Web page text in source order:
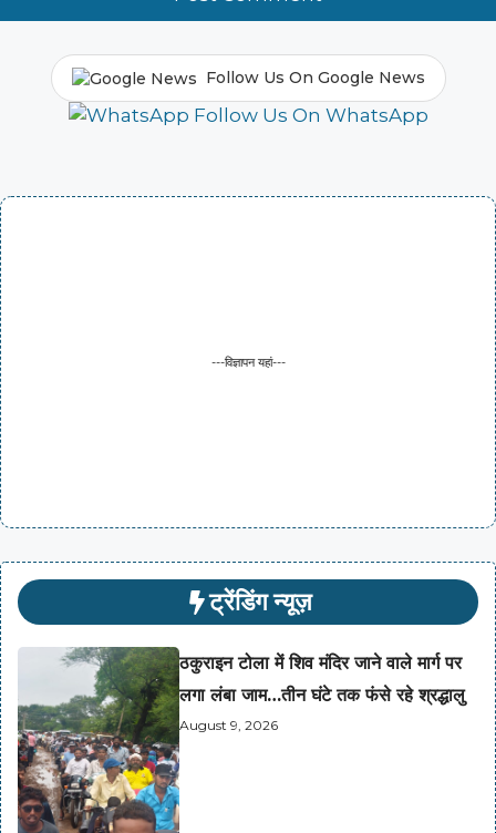
Follow Us On Google News
Follow Us On WhatsApp
---विज्ञापन यहां---
ट्रेंडिंग न्यूज़
ठकुराइन टोला में शिव मंदिर जाने वाले मार्ग पर
लगा लंबा जाम…तीन घंटे तक फंसे रहे श्रद्धालु
August 9, 2026